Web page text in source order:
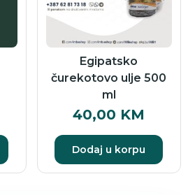
Egipatsko
čurekotovo ulje 500
ml
40,00 KM
Dodaj u korpu